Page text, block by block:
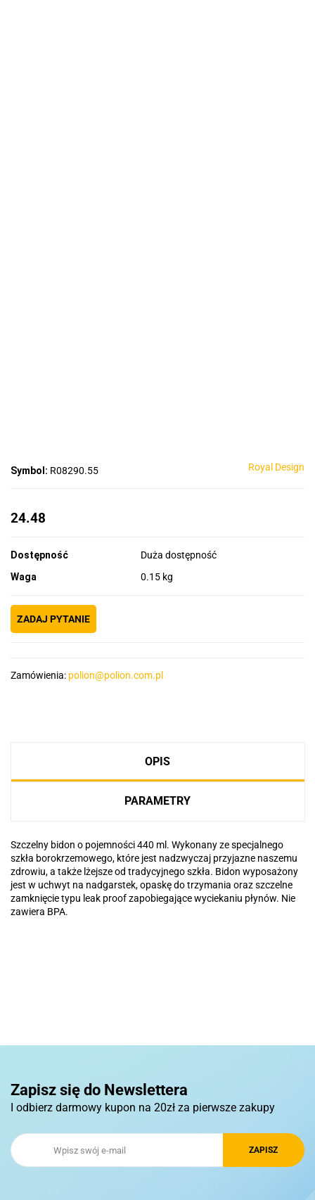
Symbol: R08290.55 Royal Design
24.48
Dostępność
Duża dostępność
Waga
0.15 kg
ZADAJ PYTANIE
Zamówienia: polion@polion.com.pl
OPIS
PARAMETRY
Szczelny bidon o pojemności 440 ml. Wykonany ze specjalnego
szkła borokrzemowego, które jest nadzwyczaj przyjazne naszemu
zdrowiu, a także lżejsze od tradycyjnego szkła. Bidon wyposażony
jest w uchwyt na nadgarstek, opaskę do trzymania oraz szczelne
zamknięcie typu leak proof zapobiegające wyciekaniu płynów. Nie
zawiera BPA.
Royal Design
Zapisz się do Newslettera
I odbierz darmowy kupon na 20zł za pierwsze zakupy